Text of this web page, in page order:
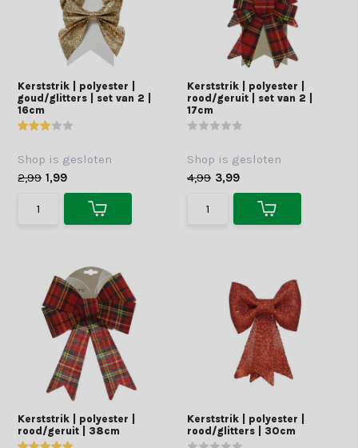
Kerststrik | polyester |
goud/glitters | set van 2 |
16cm
Shop is gesloten
2,99 1,99
Kerststrik | polyester |
rood/geruit | set van 2 |
17cm
Shop is gesloten
4,99 3,99
Kerststrik | polyester |
rood/geruit | 38cm
Kerststrik | polyester |
rood/glitters | 30cm